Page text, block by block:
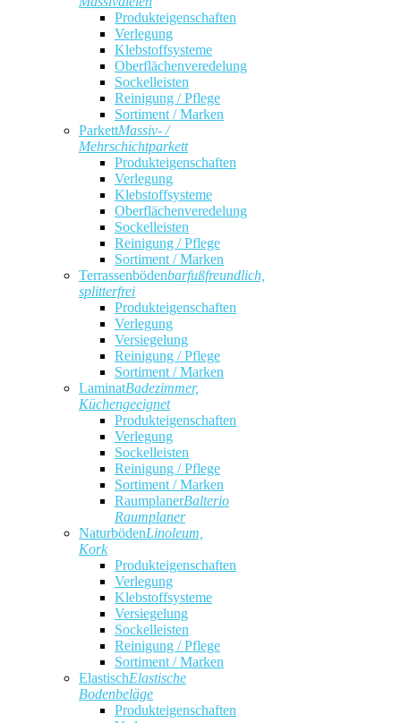
Produkteigenschaften
Verlegung
Klebstoffsysteme
Oberflächenveredelung
Sockelleisten
Reinigung / Pflege
Sortiment / Marken
ParkettMassiv- /
Mehrschichtparkett
Produkteigenschaften
Verlegung
Klebstoffsysteme
Oberflächenveredelung
Sockelleisten
Reinigung / Pflege
Sortiment / Marken
Terrassenbödenbarfußfreundlich,
splitterfrei
Produkteigenschaften
Verlegung
Versiegelung
Reinigung / Pflege
Sortiment / Marken
LaminatBadezimmer,
Küchengeeignet
Produkteigenschaften
Verlegung
Sockelleisten
Reinigung / Pflege
Sortiment / Marken
RaumplanerBalterio
Raumplaner
NaturbödenLinoleum,
Kork
Produkteigenschaften
Verlegung
Klebstoffsysteme
Versiegelung
Sockelleisten
Reinigung / Pflege
Sortiment / Marken
ElastischElastische
Bodenbeläge
Produkteigenschaften